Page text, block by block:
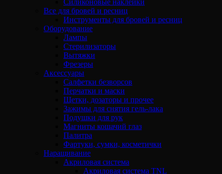
Силиконовые наклейки
Все для бровей и ресниц
Инструменты для бровей и ресниц
Оборудование
Лампы
Стерилизаторы
Вытяжки
Фрезеры
Аксессуары
Салфетки безворсов
Перчатки и маски
Щетки, дозаторы и прочее
Зажимы для снятия гель-лака
Подушки для рук
Магниты кошачий глаз
Палитра
Фартуки, сумки, косметички
Наращивание
Акриловая система
Акриловая система TNL